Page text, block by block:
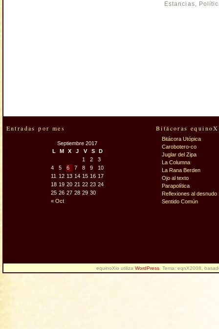
Estancias,
Entradas por mes
Septiembre 2017
L
M X J V S D
« Oct
1 2
3
4
5 6 7 8 9
10
11
12 13 14 15 16 17
18 19 20 21 22 23 24
25 26 27 28 29 30
Bitácoras
Bitácora Utópica
Carobotero-co
Juglar del Zipa
La Columna
La Rana Berden
Ojo al texto
Parapolítica
Reflexiones al desnudo
Sentido Común
equinoXio utiliza WordPress . Tema: eqnX2008,